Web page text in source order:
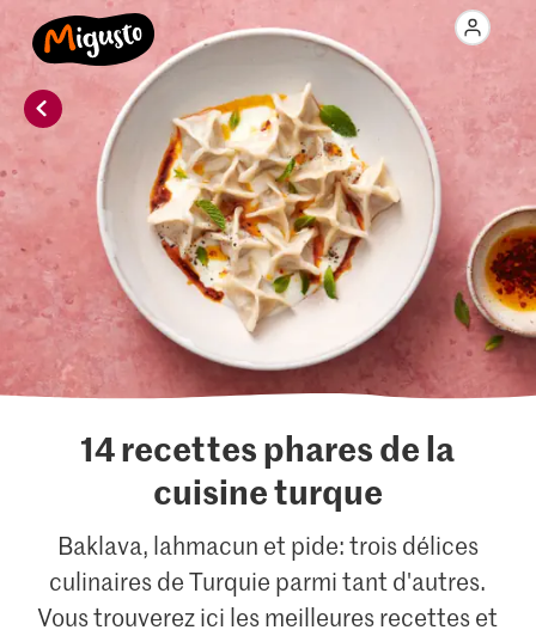
14 recettes phares de la
cuisine turque
Baklava, lahmacun et pide: trois délices
culinaires de Turquie parmi tant d'autres.
Vous trouverez ici les meilleures recettes et